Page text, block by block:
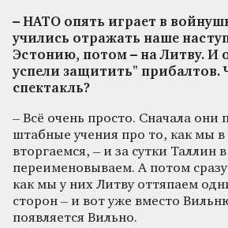
– НАТО опять играет в
учились отражать наше
Эстонию, потом – на Литву. И
успели защитить" прибалтов.
спектакль?
– Всё очень просто. Сначала они
штабные учения про то, как мы
вторгаемся, – и за сутки Таллин
переименовываем. А потом
как мы у них Литву оттяпаем
сторон – и вот уже вместо
появляется Вильно.